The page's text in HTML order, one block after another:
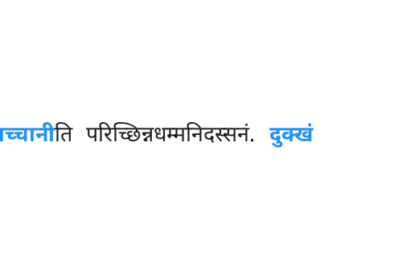
ति परिच्छिन्नधम्मनिदस्सनं.दुक्खं